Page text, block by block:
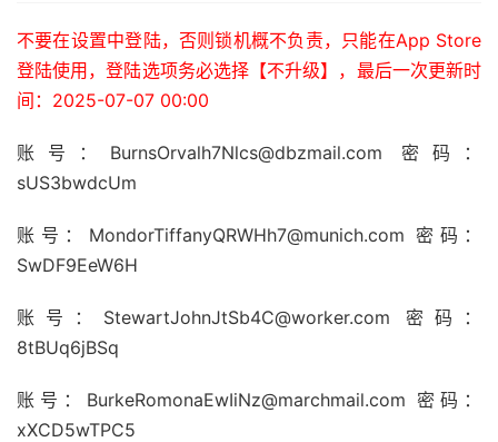
不要在设置中登陆，否则锁机概不负责，只能在App Store
登陆使用，登陆选项务必选择【不升级】，最后一次更新时
间：2025-07-07 00:00
账号： BurnsOrvalh7Nlcs@dbzmail.com 密码：
sUS3bwdcUm
账号： MondorTiffanyQRWHh7@munich.com 密码：
SwDF9EeW6H
账号： StewartJohnJtSb4C@worker.com 密码：
8tBUq6jBSq
账号： BurkeRomonaEwIiNz@marchmail.com 密码：
xXCD5wTPC5